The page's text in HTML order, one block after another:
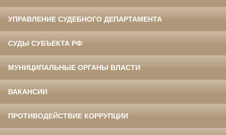
УПРАВЛЕНИЕ СУДЕБНОГО ДЕПАРТАМЕНТА
СУДЫ СУБЪЕКТА РФ
МУНИЦИПАЛЬНЫЕ ОРГАНЫ ВЛАСТИ
ВАКАНСИИ
ПРОТИВОДЕЙСТВИЕ КОРРУПЦИИ